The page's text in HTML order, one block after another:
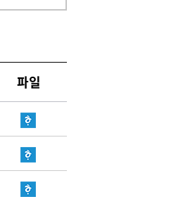
파일